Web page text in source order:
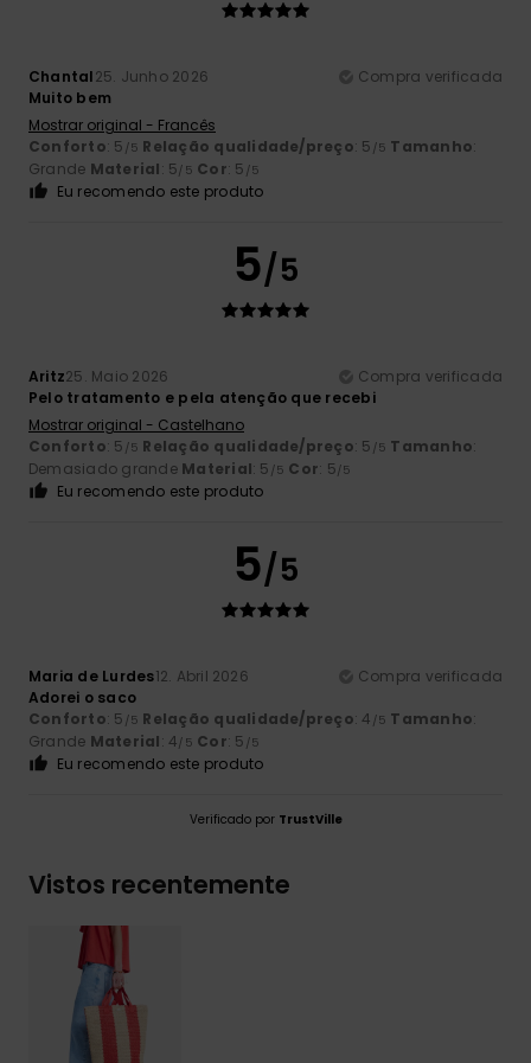
Chantal25. Junho 2026
Compra verificada
Muito bem
Mostrar original - Francês
Conforto: 5 /5 Relação qualidade/preço: 5 /5 Tamanho:
Grande Material: 5/5 Cor: 5 /5
Eu recomendo este produto
5/5
Aritz25. Maio 2026
Compra verificada
Pelo tratamento e pela atenção que recebi
Mostrar original - Castelhano
Conforto: 5 /5 Relação qualidade/preço: 5 /5 Tamanho:
Demasiado grande Material: 5 /5 Cor: 5/5
Eu recomendo este produto
5/5
Maria de Lurdes12. Abril 2026
Compra verificada
Adorei o saco
Conforto: 5 /5 Relação qualidade/preço: 4 /5 Tamanho:
Grande Material: 4/5 Cor: 5 /5
Eu recomendo este produto
Verificado por TrustVille
Vistos recentemente